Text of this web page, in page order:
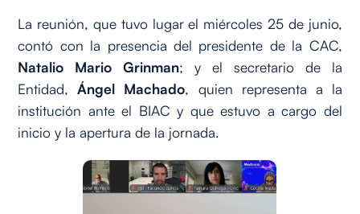
La reunión, que tuvo lugar el miércoles 25 de junio,
contó con la presencia del presidente de la CAC,
Natalio Mario Grinman; y el secretario de la
Entidad,Ángel Machado, quien representa a la
institución ante el BIAC y que estuvo a cargo del
inicio y la apertura de la jornada.